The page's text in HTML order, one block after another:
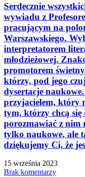
Serdecznie
wywiadu z
pracującym na
Warszawskiego.
interpretatorem
młodzieżowej.
promotorem
którzy, pod jego
dysertacje
przyjacielem, który
tym, którzy chcą
porozmawiać z nim
tylko naukowe, ale
dziękujemy Ci, że
15 września 2023
Brak komentarzy